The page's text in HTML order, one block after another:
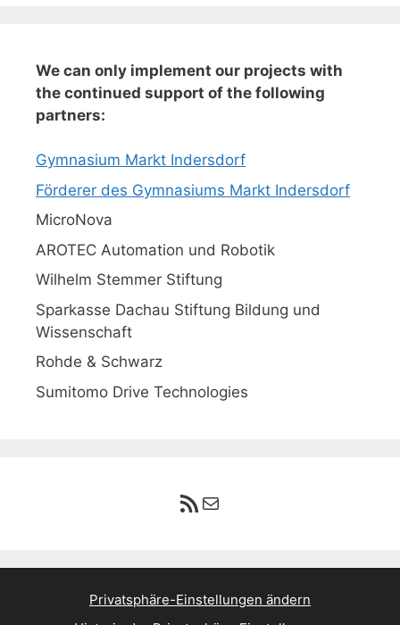
We can only implement our projects with
the continued support of the following
partners:
Gymnasium Markt Indersdorf
Förderer des Gymnasiums Markt Indersdorf
MicroNova
AROTEC Automation und Robotik
Wilhelm Stemmer Stiftung
Sparkasse Dachau Stiftung Bildung und
Wissenschaft
Rohde & Schwarz
Sumitomo Drive Technologies
RSS-Feed
E-Mail
Privatsphäre-Einstellungen ändern